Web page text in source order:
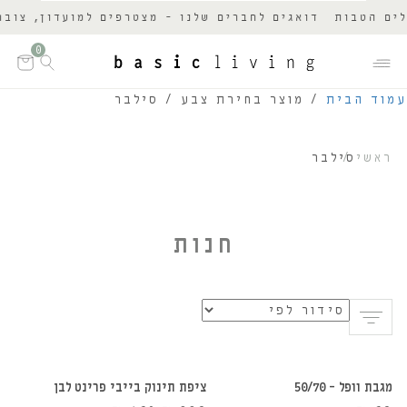
הטבות
דואגים לחברים שלנו - מצטרפים למועדון,
0
עמוד הבית / מוצר בחירת צבע / סילבר
ראשי סילבר
חנות
מגבת וופל – 50/70
30%
ציפת תינוק בייבי פרינט לבן